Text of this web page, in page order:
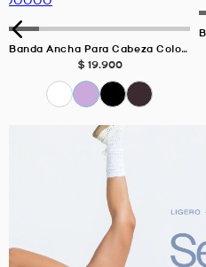
Banda Ancha Para Cabeza Color Negro
$ 19.900